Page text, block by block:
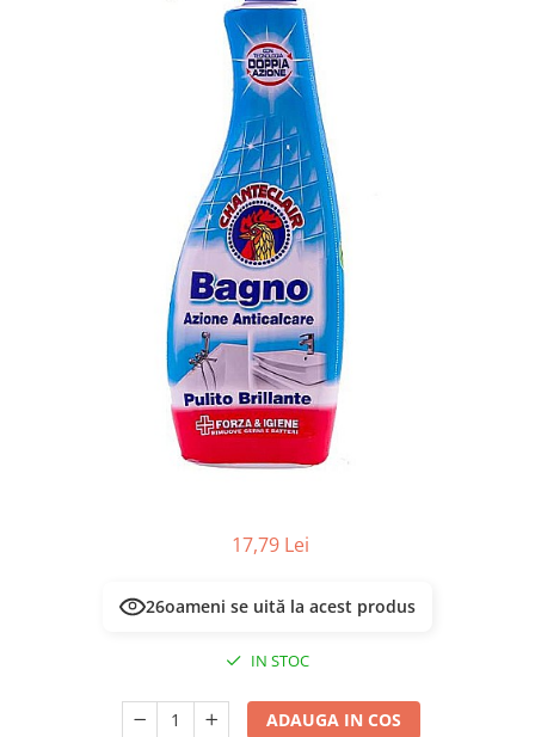
Servetele Umede & Uscate
17,79 Lei
26oameni se uită la acest produs
IN STOC
ADAUGA IN COS